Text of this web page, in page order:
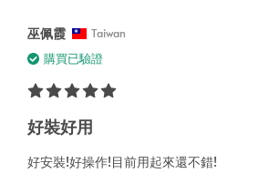
巫佩霞 Taiwan
購買已驗證
好裝好用
好安裝!好操作!目前用起來還不錯!